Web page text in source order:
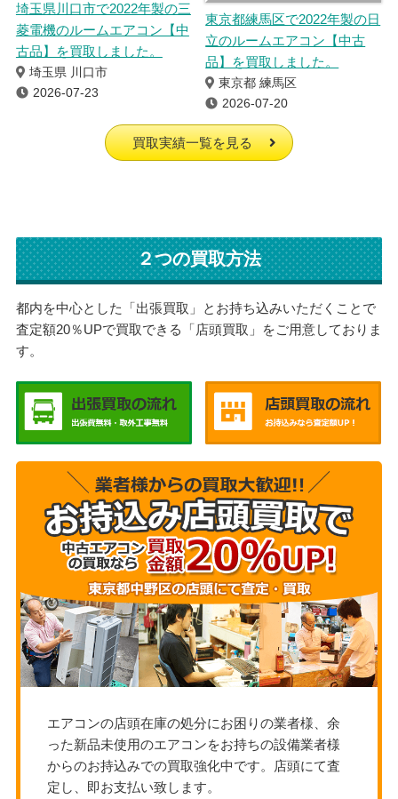
埼玉県川口市で2022年製の三
菱電機のルームエアコン【中
古品】を買取しました。
埼玉県 川口市
2026-07-23
東京都練馬区で2022年製の日
立のルームエアコン【中古
品】を買取しました。
東京都 練馬区
2026-07-20
買取実績一覧を見る
２つの買取方法
都内を中心とした「出張買取」とお持ち込みいただくことで
査定額20％UPで買取できる「店頭買取」をご用意しておりま
す。
エアコンの店頭在庫の処分にお困りの業者様、余
った新品未使用のエアコンをお持ちの設備業者様
からのお持込みでの買取強化中です。店頭にて査
定し、即お支払い致します。